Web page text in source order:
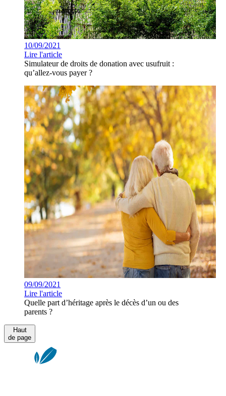
10/09/2021
Lire l'article
Simulateur de droits de donation avec usufruit :
qu’allez-vous payer ?
09/09/2021
Lire l'article
Quelle part d’héritage après le décès d’un ou des
parents ?
Haut
de page